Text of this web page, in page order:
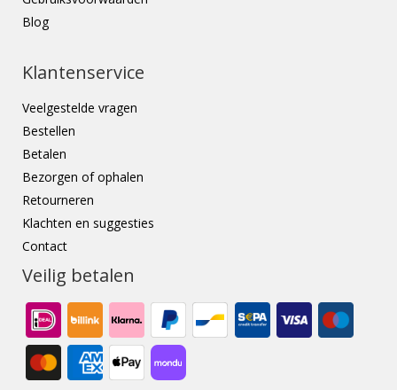
Blog
Klantenservice
Veelgestelde vragen
Bestellen
Betalen
Bezorgen of ophalen
Retourneren
Klachten en suggesties
Contact
Veilig betalen